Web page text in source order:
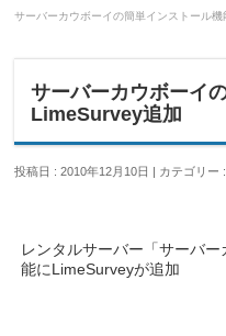
サーバーカウボーイの簡単インストール
サーバーカウボーイ
LimeSurvey追加
投稿日 : 2010年12月10日 カテゴリー :
レンタルサーバー「サーバ
能にLimeSurveyが追加